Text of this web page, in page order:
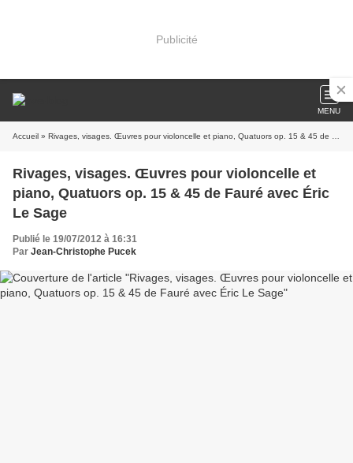
Publicité
MENU
Accueil » Rivages, visages. Œuvres pour violoncelle et piano, Quatuors op. 15 & 45 de Fauré avec Éric Le Sage
Rivages, visages. Œuvres pour violoncelle et
piano, Quatuors op. 15 & 45 de Fauré avec Éric
Le Sage
Publié le 19/07/2012 à 16:31
Par Jean-Christophe Pucek